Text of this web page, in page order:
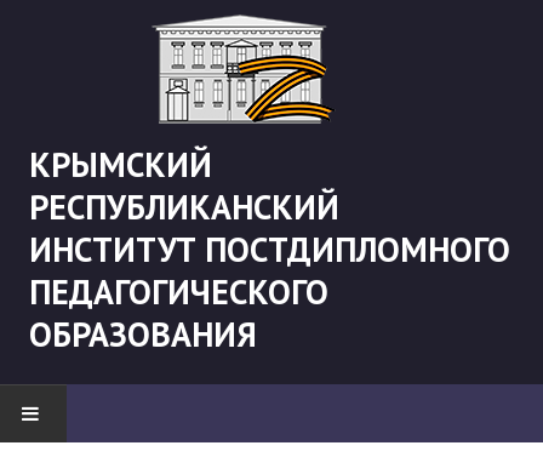
КРЫМСКИЙ
РЕСПУБЛИКАНСКИЙ
ИНСТИТУТ ПОСТДИПЛОМНОГО
ПЕДАГОГИЧЕСКОГО
ОБРАЗОВАНИЯ